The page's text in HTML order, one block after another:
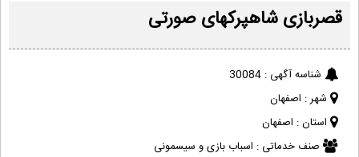
قصربازی شاهپرکهای صورتی
شناسه آگهی : 30084
شهر : اصفهان
استان : اصفهان
صنف خدماتی : اسباب بازی و سیسمونی